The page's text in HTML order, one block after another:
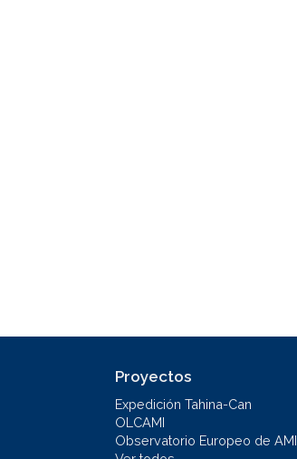
Proyectos
Expedición Tahina-Can
OLCAMI
Observatorio Europeo de AMI